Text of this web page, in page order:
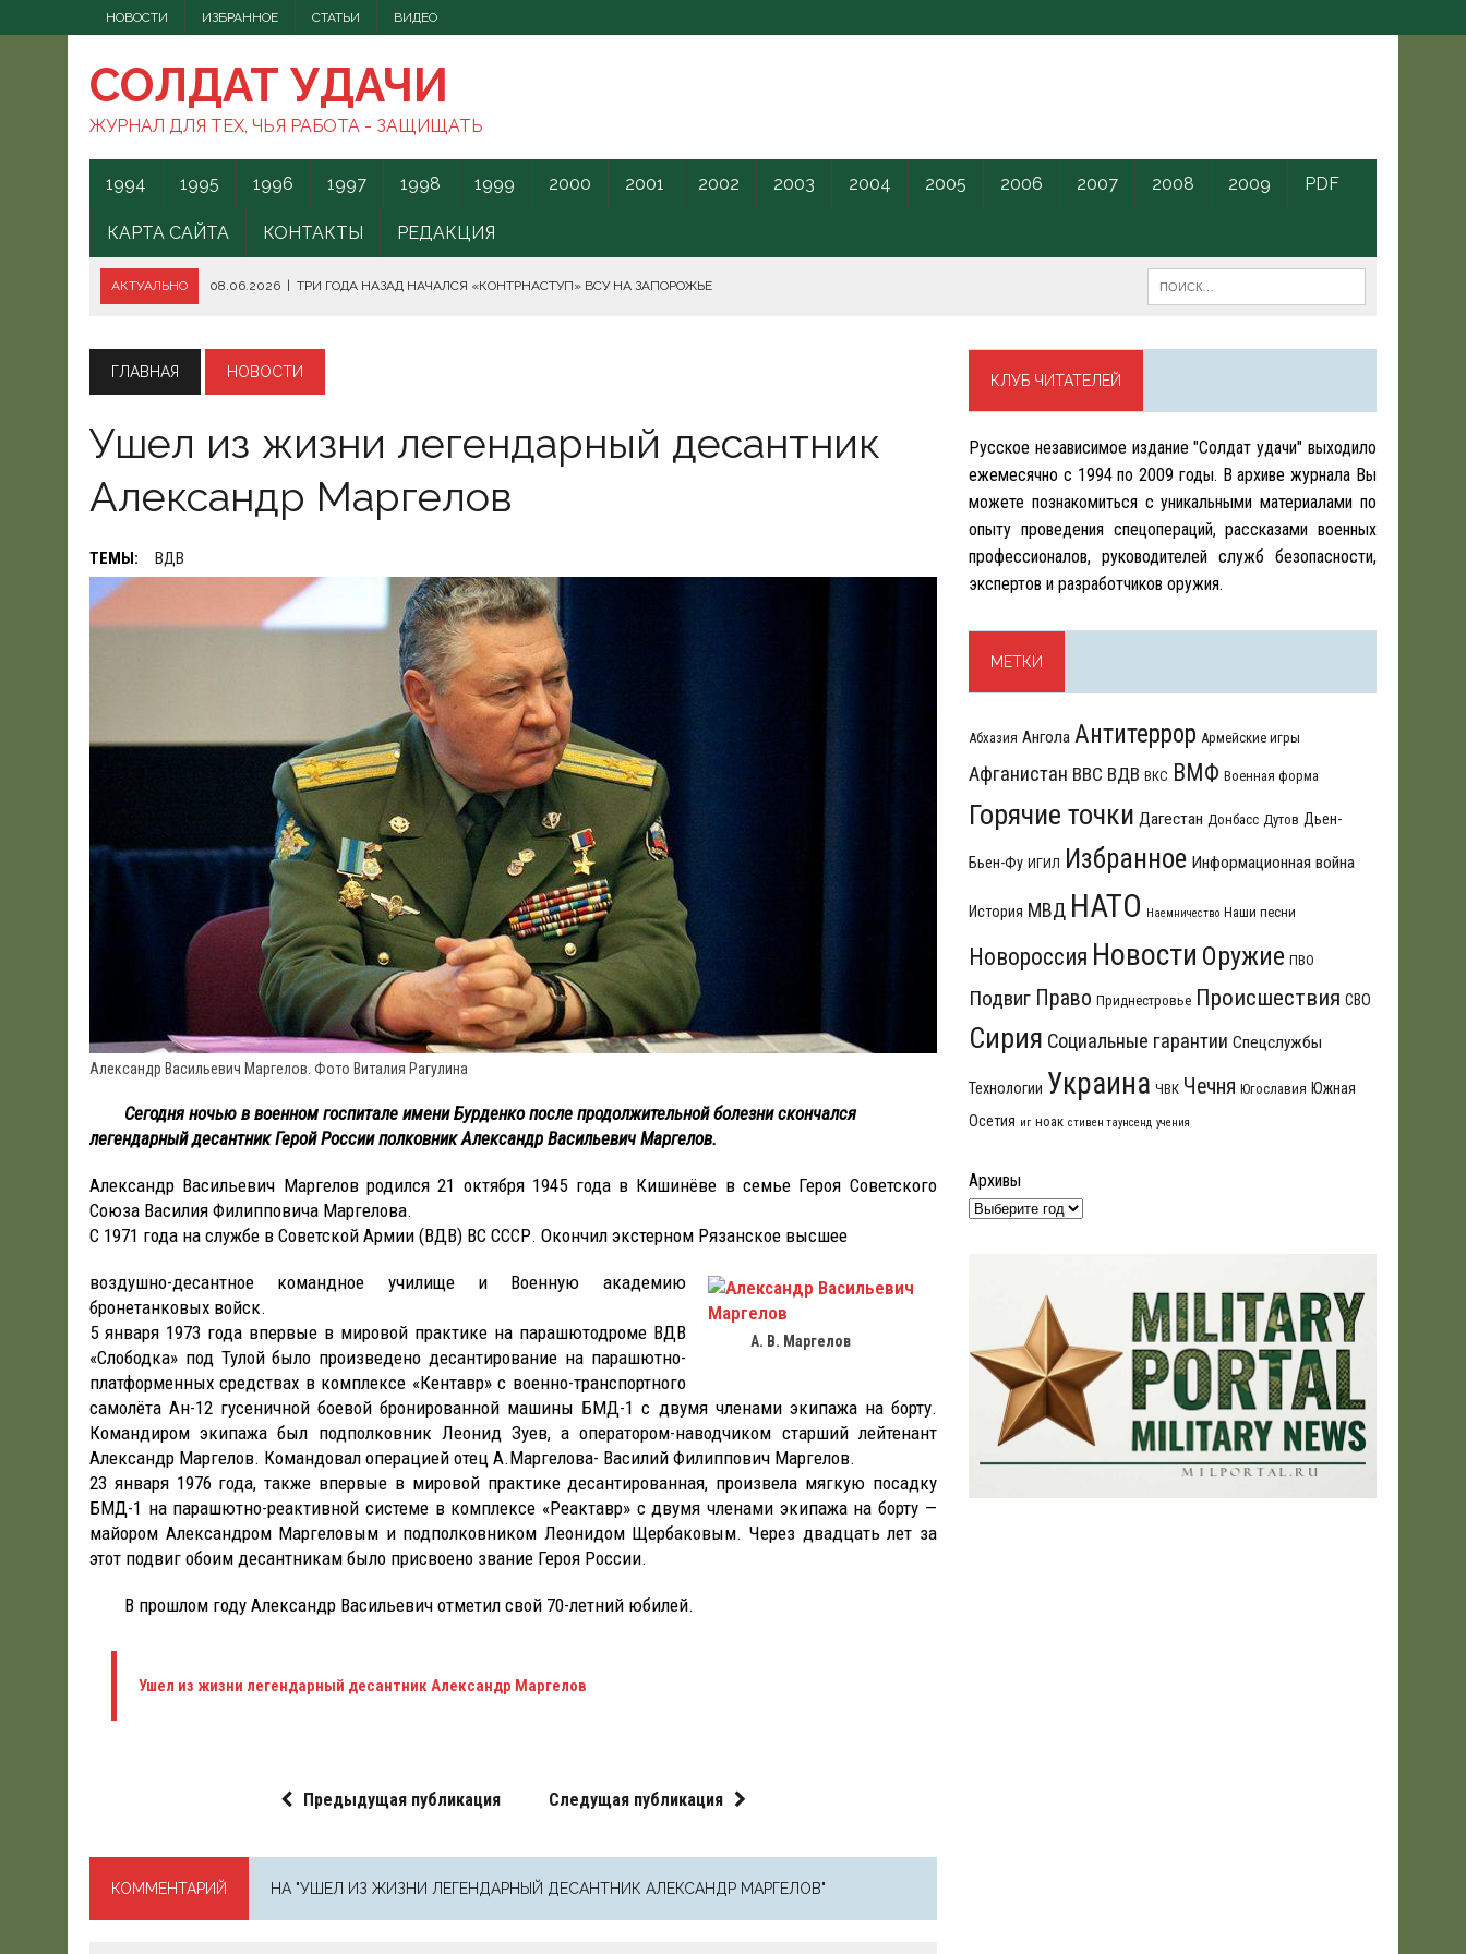
НОВОСТИ ИЗБРАННОЕ СТАТЬИ ВИДЕО
СОЛДАТ УДАЧИ
ЖУРНАЛ ДЛЯ ТЕХ, ЧЬЯ РАБОТА - ЗАЩИЩАТЬ
1994 1995 1996 1997 1998 1999 2000 2001 2002 2003 2004 2005 2006 2007 2008 2009 PDF
КАРТА САЙТА КОНТАКТЫ РЕДАКЦИЯ
АКТУАЛЬНО 08.06.2026 ТРИ ГОДА НАЗАД НАЧАЛСЯ «КОНТРНАСТУП» ВСУ НА ЗАПОРОЖЬЕ
07.06.2026 | БОРЬБА С НАШИМИ МОГАМИ. ЧТО ДЕЛАТЬ?
07.06.2026 ВЫЯСНИЛОСЬ, ОТКУДА ВСУ ЗАПУСКАЛИ БЕСПИЛОТНИКИ В ЛЕНОБЛАСТЬ НАКАНУНЕ ОТКРЫТИЯ ПМЭФ.
В КЕНИИ ВСПЫХНУЛИ ПРОТЕСТЫ ПРОТИВ СЕКРЕТНОГО КАРАНТИННОГО ЦЕНТРА США.
19.06.2026 WSJ: ПЕНТАГОНУ НУЖНО $80 МЛРД ДЛЯ ПОКРЫТИЯ РАСХОДОВ НА КОНФЛИКТ С ИРАНОМ
ГЛАВНАЯ НОВОСТИ
Ушел из жизни легендарный десантник
Александр Маргелов
ТЕМЫ: ВДВ
Александр Васильевич Маргелов. Фото Виталия Рагулина
Сегодня ночью в военном госпитале имени Бурденко после продолжительной болезни скончался
легендарный десантник Герой России полковник Александр Васильевич Маргелов.
Александр Васильевич Маргелов родился 21 октября 1945 года в Кишинёве в семье Героя Советского
Союза Василия Филипповича Маргелова.
С 1971 года на службе в Советской Армии (ВДВ) ВС СССР. Окончил экстерном Рязанское высшее
А. В. Маргелов
воздушно-десантное командное училище и Военную академию
бронетанковых войск.
5 января 1973 года впервые в мировой практике на парашютодроме ВДВ
«Слободка» под Тулой было произведено десантирование на парашютно-
платформенных средствах в комплексе «Кентавр» с военно-транспортного
самолёта Ан-12 гусеничной боевой бронированной машины БМД-1 с двумя членами экипажа на борту.
Командиром экипажа был подполковник Леонид Зуев, а оператором-наводчиком старший лейтенант
Александр Маргелов. Командовал операцией отец А.Маргелова- Василий Филиппович Маргелов.
23 января 1976 года, также впервые в мировой практике десантированная, произвела мягкую посадку
БМД-1 на парашютно-реактивной системе в комплексе «Реактавр» с двумя членами экипажа на борту —
майором Александром Маргеловым и подполковником Леонидом Щербаковым. Через двадцать лет за
этот подвиг обоим десантникам было присвоено звание Героя России.
В прошлом году Александр Васильевич отметил свой 70-летний юбилей.
Ушел из жизни легендарный десантник Александр Маргелов
Предыдущая публикация Следущая публикация
КОММЕНТАРИЙ НА "УШЕЛ ИЗ ЖИЗНИ ЛЕГЕНДАРНЫЙ ДЕСАНТНИК АЛЕКСАНДР МАРГЕЛОВ"
КЛУБ ЧИТАТЕЛЕЙ
Русское независимое издание "Солдат удачи" выходило
ежемесячно с 1994 по 2009 годы. В архиве журнала Вы
можете познакомиться с уникальными материалами по
опыту проведения спецопераций, рассказами военных
профессионалов, руководителей служб безопасности,
экспертов и разработчиков оружия.
МЕТКИ
Абхазия Ангола Антитеррор Армейские игры
Афганистан ВВС ВДВ ВКС ВМФ Военная форма
Горячие точки Дагестан Донбасс Дутов Дьен-
Бьен-Фу ИГИЛ Избранное Информационная война
История МВД НАТО Наемничество Наши песни
Новороссия Новости Оружие ПВО
Подвиг Право Приднестровье Происшествия СВО
Сирия Социальные гарантии Спецслужбы
Технологии Украина ЧВК Чечня Югославия Южная
Осетия иг ноак стивен таунсенд учения
Архивы